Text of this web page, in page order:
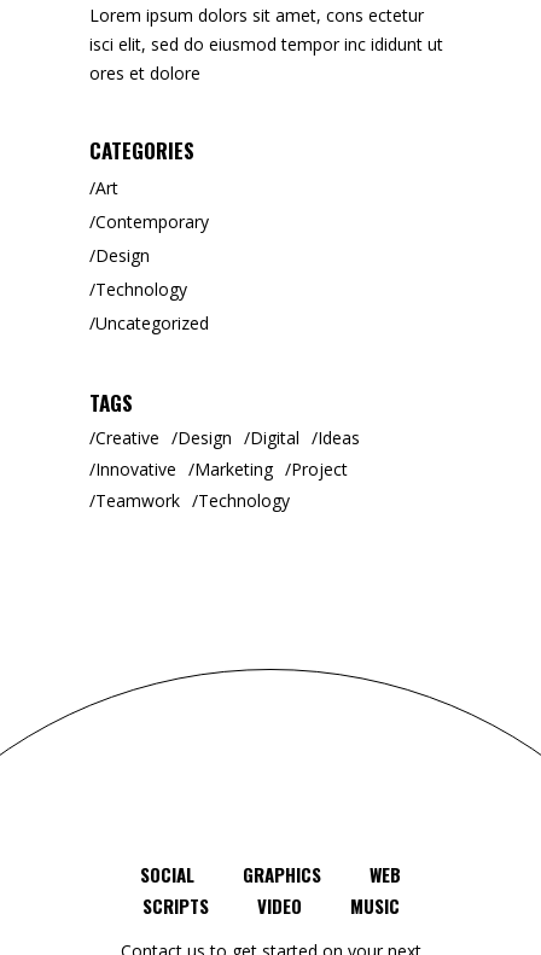
Lorem ipsum dolors sit amet, cons ectetur
isci elit, sed do eiusmod tempor inc ididunt ut
ores et dolore
CATEGORIES
Art
Contemporary
Design
Technology
Uncategorized
TAGS
Creative Design Digital
Ideas
Innovative
Marketing
Project
Teamwork
Technology
SOCIAL GRAPHICS
WEB
SCRIPTS
VIDEO MUSIC